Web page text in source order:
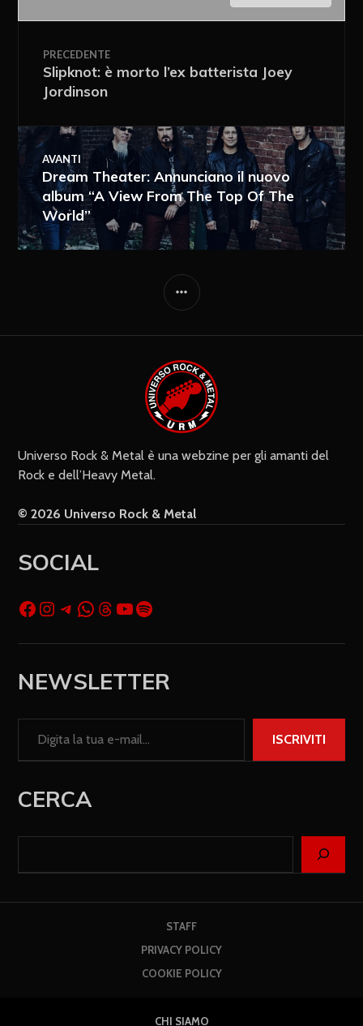
Ricevi i nuovi articoli via e-mail
Immediata
Settimanalmente
Ricevi i nuovi commenti via e-mail
Do il mio consenso affinché un
cookie salvi i miei dati (nome, e-mail,
PRECEDENTE
Slipknot: è morto l’ex batterista Joey
Jordinson
AVANTI
Dream Theater: Annunciano il nuovo
album “A View From The Top Of The
World”
Universo Rock & Metal è una webzine per gli amanti del
Rock e dell’Heavy Metal.
© 2026 Universo Rock & Metal
SOCIAL
NEWSLETTER
ISCRIVITI
CERCA
STAFF
PRIVACY POLICY
COOKIE POLICY
CHI SIAMO